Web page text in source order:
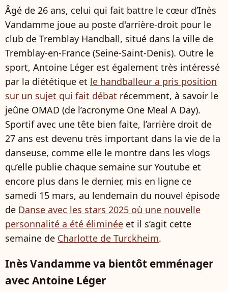
Âgé de 26 ans, celui qui fait battre le cœur d’Inès
Vandamme joue au poste d'arrière-droit pour le
club de Tremblay Handball, situé dans la ville de
Tremblay-en-France (Seine-Saint-Denis). Outre le
sport, Antoine Léger est également très intéressé
par la diététique et le handballeur a pris position
sur un sujet qui fait débat récemment, à savoir le
jeûne OMAD (de l’acronyme One Meal A Day).
Sportif avec une tête bien faite, l’arrière droit de
27 ans est devenu très important dans la vie de la
danseuse, comme elle le montre dans les vlogs
qu’elle publie chaque semaine sur Youtube et
encore plus dans le dernier, mis en ligne ce
samedi 15 mars, au lendemain du nouvel épisode
de Danse avec les stars 2025 où une nouvelle
personnalité a été éliminée et il s’agit cette
semaine de Charlotte de Turckheim.
Inès Vandamme va bientôt emménager
avec Antoine Léger